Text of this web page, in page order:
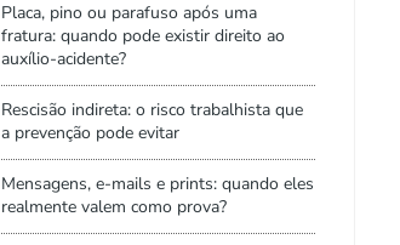
Placa, pino ou parafuso após uma
fratura: quando pode existir direito ao
auxílio-acidente?
Rescisão indireta: o risco trabalhista que
a prevenção pode evitar
Mensagens, e-mails e prints: quando eles
realmente valem como prova?